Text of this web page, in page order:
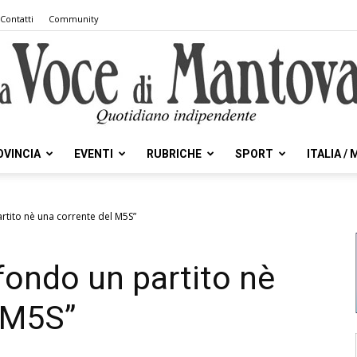
Contatti Community
Voce
EVENTI RUBRICHE SPORT ITALIA /
nè una corrente del M5S”
un partito nè